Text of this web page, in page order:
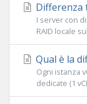
Differenza
I server con
RAID locale
Qual è la
Ogni istanza
dedicate (1